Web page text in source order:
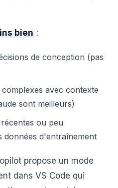
bien :
de conception (pas
avec contexte
sont meilleurs)
ou peu
données d'entraînement
propose un mode
dans VS Code qui